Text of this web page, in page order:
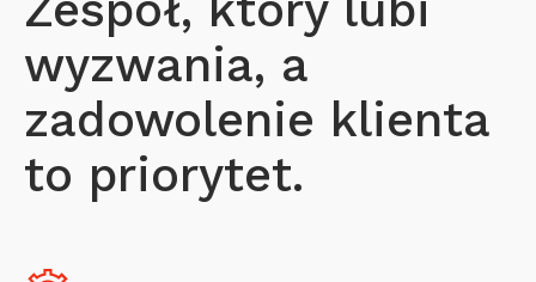
wyzwania, a
zadowolenie klienta
to priorytet.